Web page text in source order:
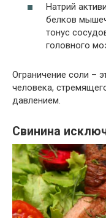
Натрий
белков
тонус
головного
Ограничение соли –
человека,
давлением.
Свинина